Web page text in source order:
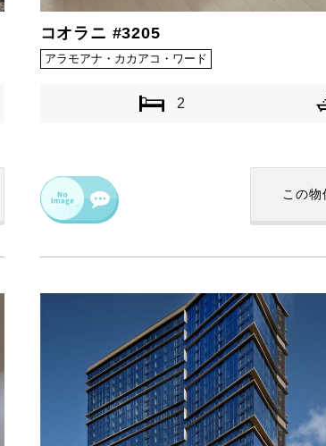
コオラニ #3205
アラモアナ・カカアコ・ワード
2
この物